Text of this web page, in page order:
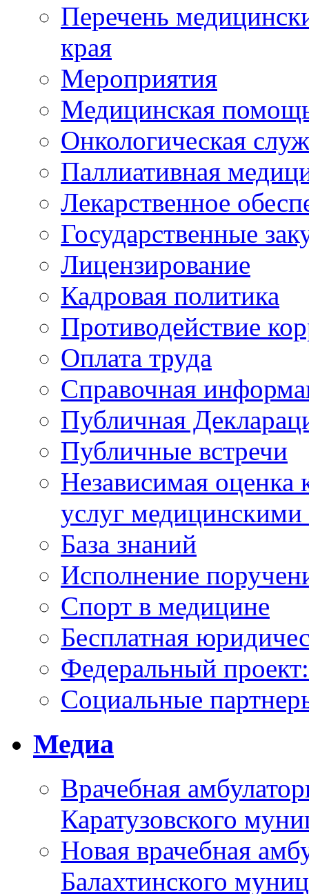
Перечень
края
Мероприятия
Медицинская
Онкологическая
Паллиативная
Лекарственное
Государственные
Лицензирование
Кадровая политика
Противодействие
Оплата труда
Справочная
Публичная
Публичные встречи
Независимая оценка
услуг
База знаний
Исполнение
Спорт в медицине
Бесплатная
Федеральный
Социальные
Медиа
Врачебная
Каратузовского
Новая врачебная
Балахтинского